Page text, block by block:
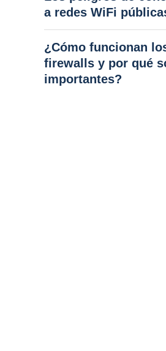
a redes WiFi
¿Cómo funcionan
firewalls y por qué
importantes?